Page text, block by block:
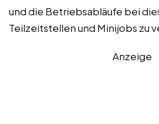
und die Betriebsabläufe bei
Teilzeitstellen und Minijobs zu
Anzeige